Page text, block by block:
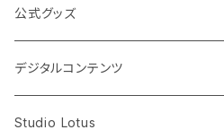
桜井杏菜
塙瑠香
吉川佳那
週替わりチェキ
デコレーションあり
書き込みあり
オンラインチェキ
書き込みあり
個別チェキ（サイン入り）
公式グッズ
CD
DVD
デジタルコンテンツ
動画
Studio Lotus